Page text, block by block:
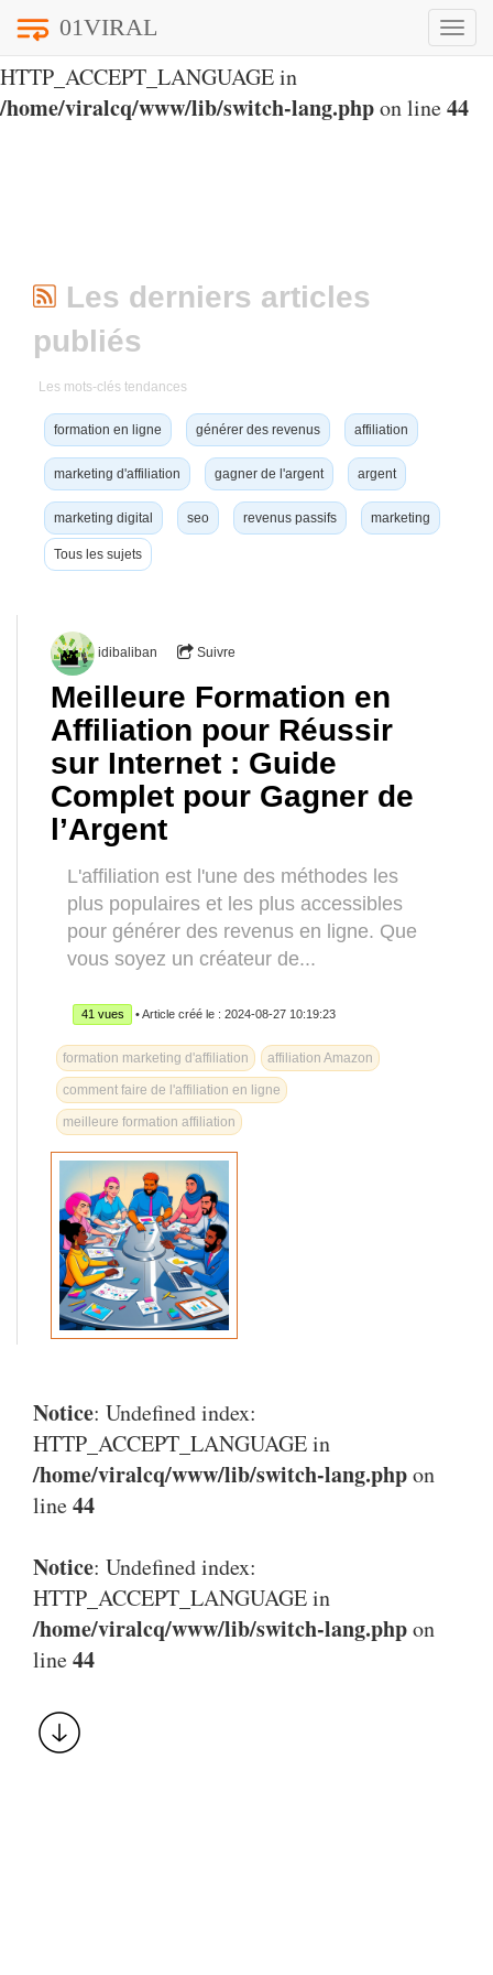
Notice
HTTP_ACCEPT_LANGUAGE in
/home/viralcq/www/lib/switch-lang.phpon line44
Toggle
01VIRAL
Les derniers articles
publiés
Les mots-clés tendances
formation en ligne générer des revenus affiliation
marketing d'affiliation gagner de l'argent argent
marketing digital seo revenus passifs marketing
Tous les sujets
idibaliban Suivre
Meilleure Formation en
Affiliation pour Réussir
sur Internet : Guide
Complet pour Gagner de
l’Argent
L'affiliation est l'une des méthodes les
plus populaires et les plus accessibles
pour générer des revenus en ligne. Que
vous soyez un créateur de...
41 vues • Article créé le : 2024-08-27 10:19:23
formation marketing d'affiliation affiliation Amazon
comment faire de l'affiliation en ligne
meilleure formation affiliation
Notice: Undefined index:
HTTP_ACCEPT_LANGUAGE in
/home/viralcq/www/lib/switch-lang.phpon
line44
Notice: Undefined index:
HTTP_ACCEPT_LANGUAGE in
/home/viralcq/www/lib/switch-lang.phpon
line44